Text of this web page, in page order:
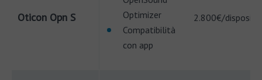
Oticon Opn S
Optimizer
Compatibilità
con app
2.800€/